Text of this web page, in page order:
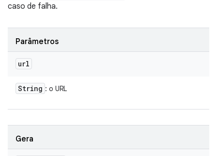
caso de falha.
Parâmetros
url
String : o URL
Gera